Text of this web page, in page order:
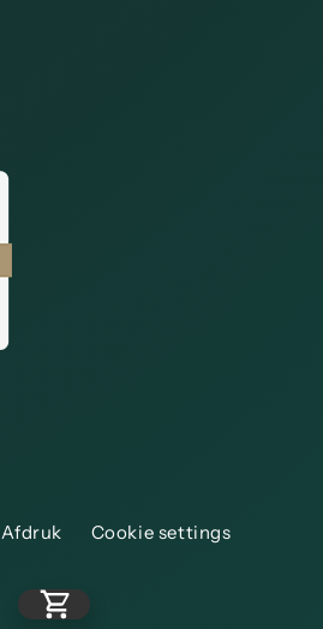
Afdruk Cookie settings